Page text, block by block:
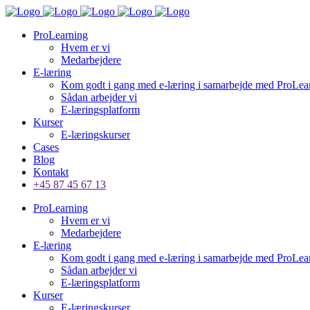
ProLearning
Hvem er vi
Medarbejdere
E-læring
Kom godt i gang med e-læring i samarbejde med
Sådan arbejder vi
E-læringsplatform
Kurser
E-læringskurser
Cases
Blog
Kontakt
+45 87 45 67 13
ProLearning
Hvem er vi
Medarbejdere
E-læring
Kom godt i gang med e-læring i samarbejde med
Sådan arbejder vi
E-læringsplatform
Kurser
E-læringskurser